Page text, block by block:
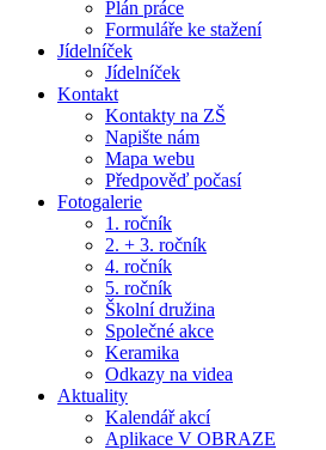
Plán práce
Formuláře ke stažení
Jídelníček
Jídelníček
Kontakt
Kontakty na ZŠ
Napište nám
Mapa webu
Předpověď počasí
Fotogalerie
1. ročník
2. + 3. ročník
4. ročník
5. ročník
Školní družina
Společné akce
Keramika
Odkazy na videa
Aktuality
Kalendář akcí
Aplikace V OBRAZE